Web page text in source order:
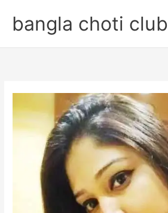
contentbangla choti club